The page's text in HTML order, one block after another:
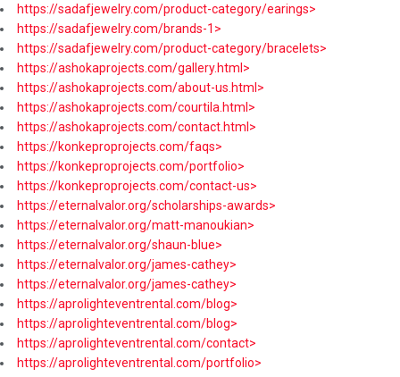
https://sadafjewelry.com/product-category/earings>
https://sadafjewelry.com/brands-1>
https://sadafjewelry.com/product-category/bracelets>
https://ashokaprojects.com/gallery.html>
https://ashokaprojects.com/about-us.html>
https://ashokaprojects.com/courtila.html>
https://ashokaprojects.com/contact.html>
https://konkeproprojects.com/faqs>
https://konkeproprojects.com/portfolio>
https://konkeproprojects.com/contact-us>
https://eternalvalor.org/scholarships-awards>
https://eternalvalor.org/matt-manoukian>
https://eternalvalor.org/shaun-blue>
https://eternalvalor.org/james-cathey>
https://eternalvalor.org/james-cathey>
https://aprolighteventrental.com/blog>
https://aprolighteventrental.com/blog>
https://aprolighteventrental.com/contact>
https://aprolighteventrental.com/portfolio>